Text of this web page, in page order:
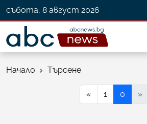
събота, 8 август 2026
Начало Търсене
« 1 0 »